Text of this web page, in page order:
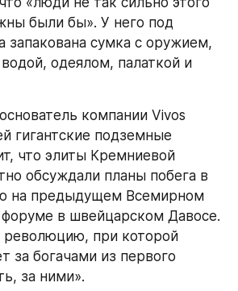
были бы». У него под
запакована сумка с оружием,
одеялом, палаткой и
компании Vivos
гигантские подземные
что элиты Кремниевой
обсуждали планы побега в
на предыдущем Всемирном
в швейцарском Давосе.
революцию, при которой
за богачами из первого
за ними».